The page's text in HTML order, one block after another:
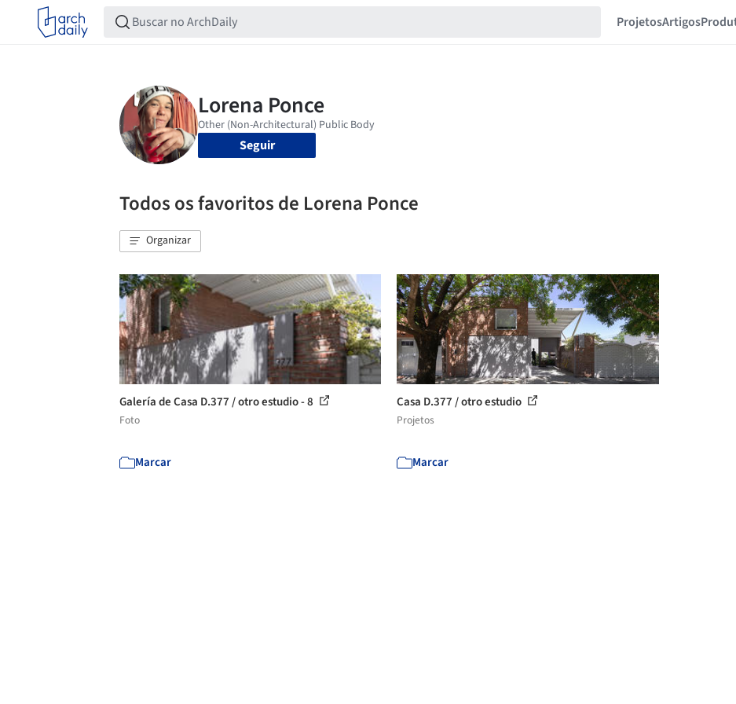
ProjetosArtigos
Seguir
Todos os favoritos de Lorena Ponce
Organizar
Galería de Casa D.377 / otro estudio - 8
Foto
Marcar
Casa D.377 / otro estudio
Projetos
Marcar